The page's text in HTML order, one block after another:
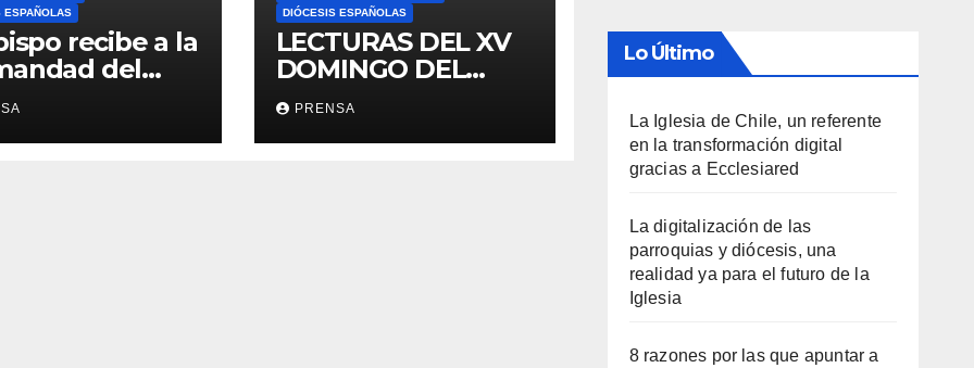
ESPAÑOLAS
recibe a la
del
DIÓCESIS ESPAÑOLAS
LECTURAS DEL XV
DOMINGO DEL
TIEMPO
ORDINARIO (A)
PRENSA
Lo Último
La Iglesia de Chile, un referente
en la transformación digital
gracias a Ecclesiared
La digitalización de las
parroquias y diócesis, una
realidad ya para el futuro de la
Iglesia
8 razones por las que apuntar a